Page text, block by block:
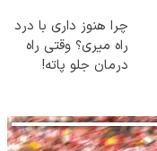
چرا هنوز داری با درد
راه میری؟ وقتی راه
درمان جلو پاته!